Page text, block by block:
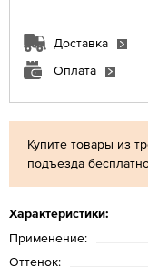
Купите товары из
подъезда
Характеристики:
Применение:
Оттенок:
Доставка
Оплата